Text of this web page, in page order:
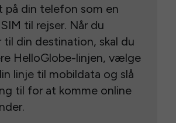
på din telefon som en
til rejser. Når du
til din destination, skal du
HelloGlobe-linjen, vælge
linje til mobildata og slå
til for at komme online